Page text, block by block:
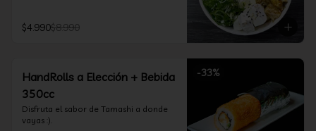
$4.990$8.990
-33%
HandRolls a Elección + Bebida
350cc
Disfruta el sabor de Tamashi a donde
vayas :).